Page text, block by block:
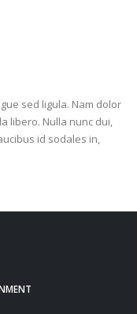
sed ligula. Nam dolor
libero. Nulla nunc dui,
id sodales in,